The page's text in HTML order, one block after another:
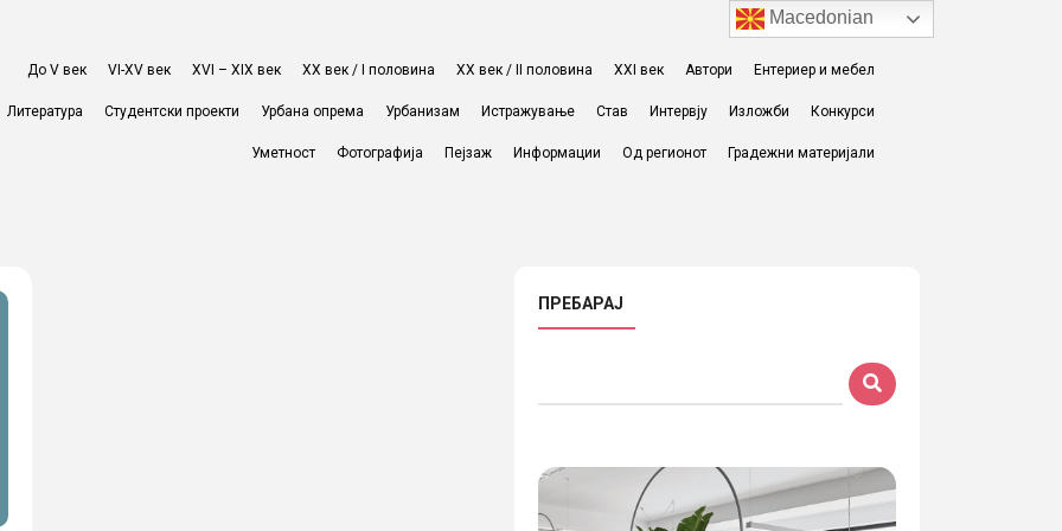
До V век VI-XV век XVI – XIX век ХХ век / I половина ХХ век / II половина XXI век Автори Ентериер и мебел
Литература Студентски проекти Урбана опрема Урбанизам Истражување Став Интервју Изложби Конкурси
Уметност Фотографија Пејзаж Информации Од регионот Градежни материјали
ПРЕБАРАЈ
Macedonian